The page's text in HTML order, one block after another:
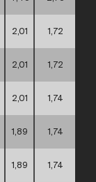
2,01 1,72
2,01 1,72
2,01 1,74
1,89 1,74
1,89 1,74